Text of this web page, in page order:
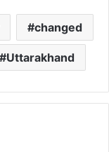
changed
Uttarakhand